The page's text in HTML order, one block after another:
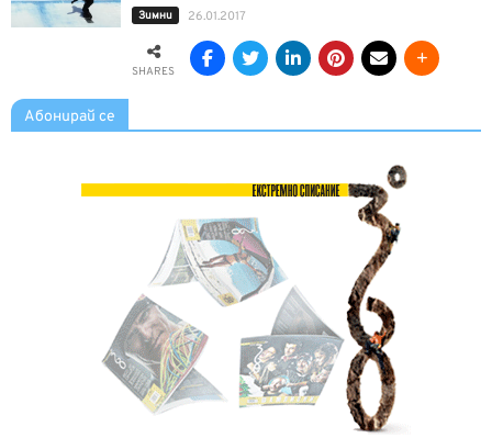
Зимни 26.01.2017
SHARES
Абонирай се